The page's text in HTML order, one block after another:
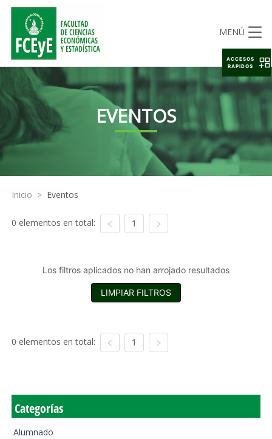
MENÚ
EVENTOS
Inicio > Eventos
0 elementos en total: 1
Los filtros aplicados no han arrojado resultados
LIMPIAR FILTROS
0 elementos en total: 1
Categorías
Alumnado
ACCESOS
RAPIDOS